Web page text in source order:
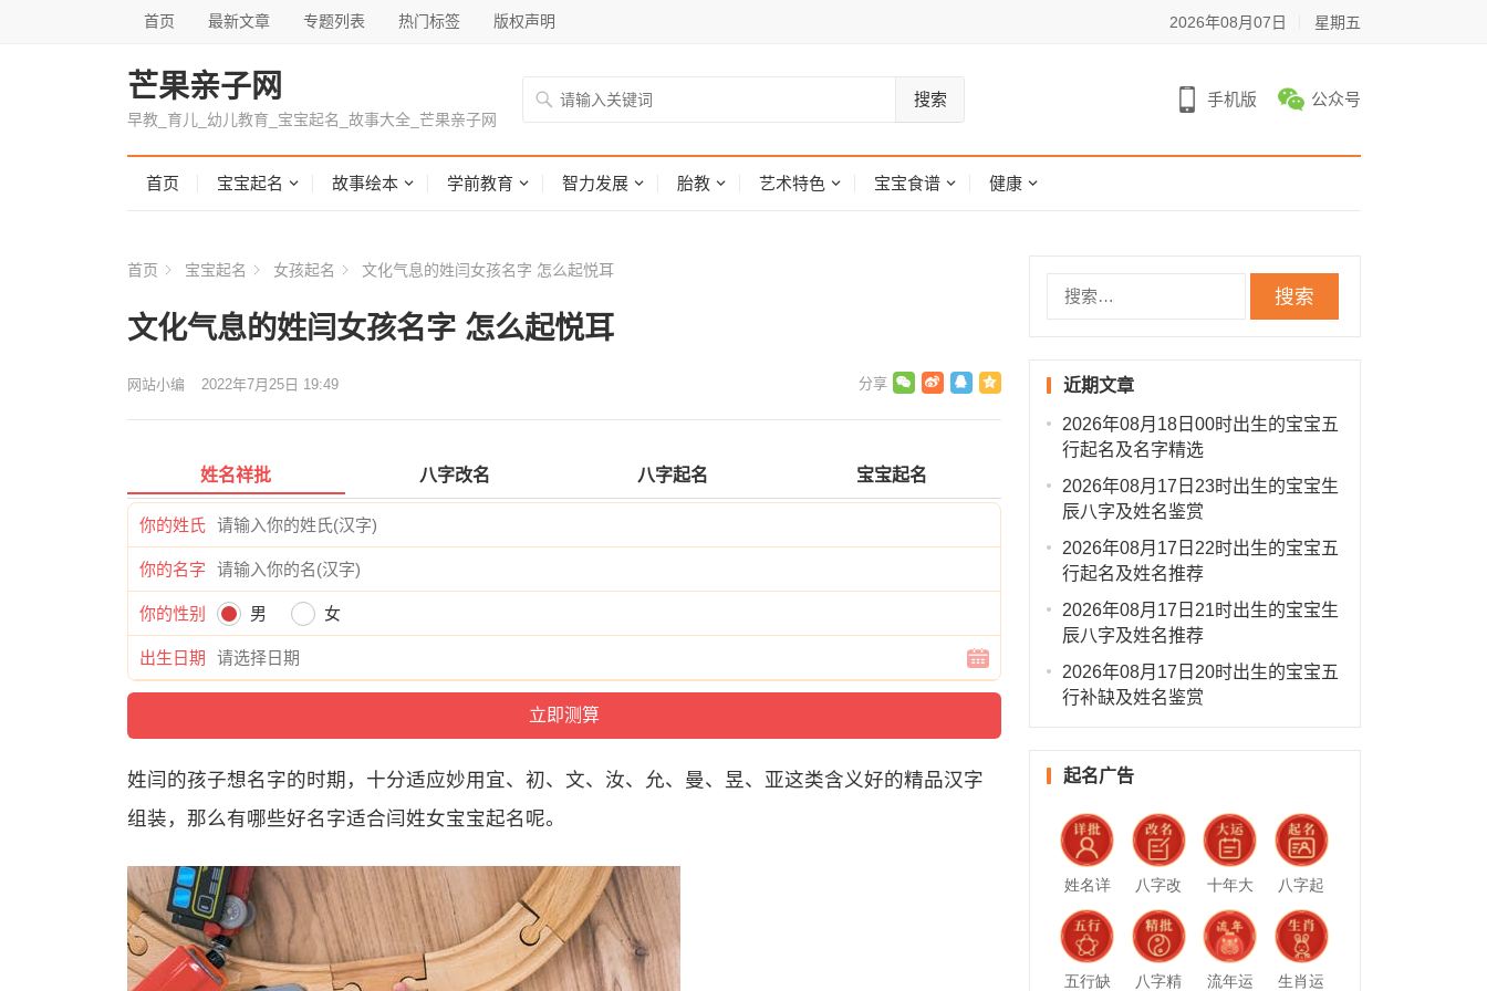
首页 最新文章 专题列表 热门标签 版权声明 2026年08月07日 星期五
芒果亲子网
早教_育儿_幼儿教育_宝宝起名_故事大全_芒果亲子网
搜索 手机版 公众号
首页 宝宝起名 故事绘本 学前教育 智力发展 胎教 艺术特色 宝宝食谱 健康
首页 宝宝起名 女孩起名 文化气息的姓闫女孩名字 怎么起悦耳
文化气息的姓闫女孩名字 怎么起悦耳
网站小编 2022年7月25日 19:49
姓名祥批 八字改名 八字起名 宝宝起名
你的姓氏
你的名字
你的性别 男 女
出生日期
姓闫的孩子想名字的时期，十分适应妙用宜、初、文、汝、允、曼、昱、亚这类含义好的精品汉字
组装，那么有哪些好名字适合闫姓女宝宝起名呢。
近期文章
2026年08月18日00时出生的宝宝五
行起名及名字精选
2026年08月17日23时出生的宝宝生
辰八字及姓名鉴赏
2026年08月17日22时出生的宝宝五
行起名及姓名推荐
2026年08月17日21时出生的宝宝生
辰八字及姓名推荐
2026年08月17日20时出生的宝宝五
行补缺及姓名鉴赏
起名广告
姓名详
批
八字改
名
十年大
运
八字起
名
五行缺 八字精 流年运 生肖运